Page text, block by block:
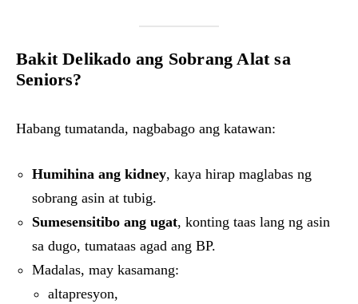
Bakit Delikado ang Sobrang Alat sa
Seniors?
Habang tumatanda, nagbabago ang katawan:
Humihina ang kidney, kaya hirap maglabas ng
sobrang asin at tubig.
Sumesensitibo ang ugat, konting taas lang ng asin
sa dugo, tumataas agad ang BP.
Madalas, may kasamang:
altapresyon,